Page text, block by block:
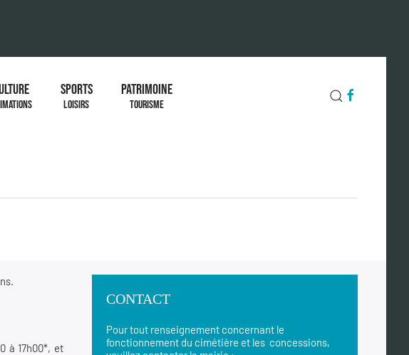
SPORTS
LOISIRS
PATRIMOINE
TOURISME
à 17h00*, et
CONTACT
Pour tout renseignement concernant le
fonctionnement du cimétière et les concessions,